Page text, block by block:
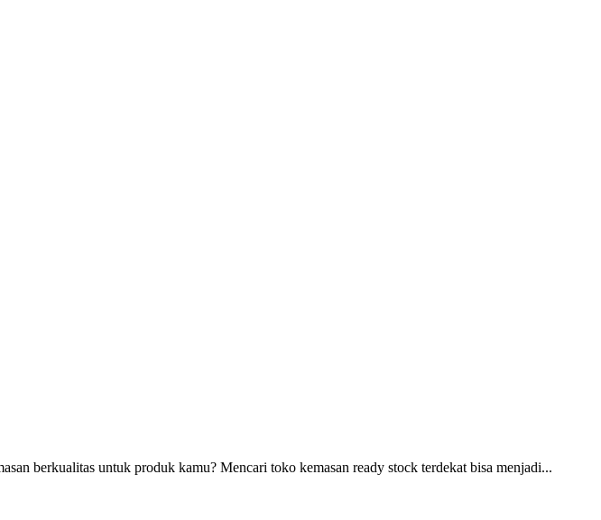
berkualitas untuk produk kamu? Mencari toko kemasan ready stock terdekat bisa menjadi...